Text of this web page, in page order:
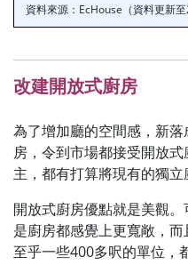
資料來源：EcHouse（資料更新至
改建開放式廚房
為了增加廳的空間感，新
房，令到市場都接受開放
主，都有打算將現有的獨立
開放式廚房優點就是美觀
是廚房都感覺上更寬敞，
至乎一些400多呎的單位，